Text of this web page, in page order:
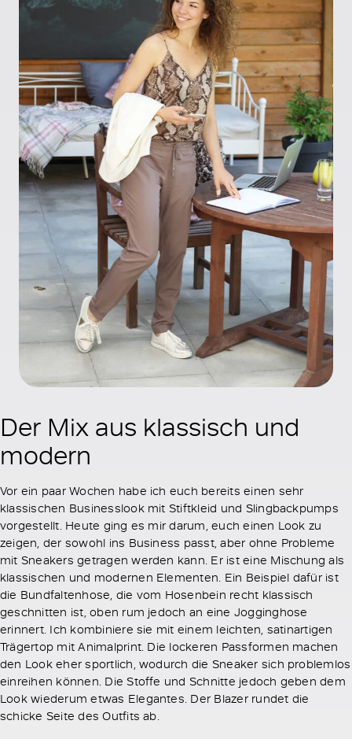
Der Mix aus klassisch und
modern
Vor ein paar Wochen habe ich euch bereits einen sehr
klassischen Businesslook mit Stiftkleid und Slingbackpumps
vorgestellt. Heute ging es mir darum, euch einen Look zu
zeigen, der sowohl ins Business passt, aber ohne Probleme
mit Sneakers getragen werden kann. Er ist eine Mischung als
klassischen und modernen Elementen. Ein Beispiel dafür ist
die Bundfaltenhose, die vom Hosenbein recht klassisch
geschnitten ist, oben rum jedoch an eine Jogginghose
erinnert. Ich kombiniere sie mit einem leichten, satinartigen
Trägertop mit Animalprint. Die lockeren Passformen machen
den Look eher sportlich, wodurch die Sneaker sich problemlos
einreihen können. Die Stoffe und Schnitte jedoch geben dem
Look wiederum etwas Elegantes. Der Blazer rundet die
schicke Seite des Outfits ab.